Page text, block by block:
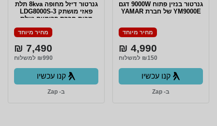
גנרטור בנזין פתוח 9000W דגם
YM9000E של חברת YAMAR
מחיר מיוחד
4,990 ₪
₪150 למשלוח
קנו עכשיו
ב- Zap
גנרטור דיזל מחופה 8kva תלת
פאזי מושתק LDG8000S-3
מבית חברת פרימיום טולס
מחיר מיוחד
7,490 ₪
₪990 למשלוח
קנו עכשיו
ב- Zap